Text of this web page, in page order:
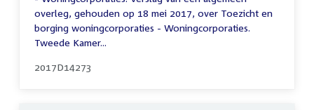
overleg, gehouden op 18 mei 2017, over Toezicht en
borging woningcorporaties - Woningcorporaties.
Tweede Kamer...
2017D14273